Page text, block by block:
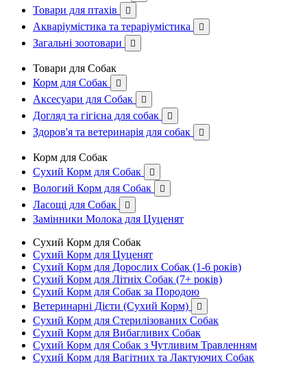
Товари для птахів 
Акваріумістика та тераріумістика 
Загальні зоотовари 
Товари для Собак
Корм для Собак

Аксесуари для Собак 
Догляд та гігієна для собак 
Здоров'я та ветеринарія для собак 
Корм для Собак
Сухий Корм для Собак

Вологий Корм для Собак 
Ласощі для Собак 
Замінники Молока для Цуценят
Сухий Корм для Собак
Сухий Корм для Цуценят
Сухий Корм для Дорослих Собак (1-6 років)
Сухий Корм для Літніх Собак (7+ років)
Сухий Корм для Собак за Породою
Ветеринарні Дієти (Сухий Корм)

Сухий Корм для Стерилізованих Собак
Сухий Корм для Вибагливих Собак
Сухий Корм для Собак з Чутливим Травленням
Сухий Корм для Вагітних та Лактуючих Собак